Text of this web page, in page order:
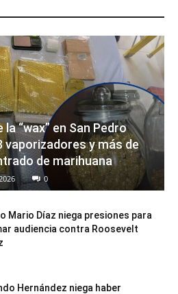
“wax” en San Pedro
vaporizadores y más de
de marihuana
0
Mario Díaz niega presiones para
audiencia contra Roosevelt
Hernández niega haber